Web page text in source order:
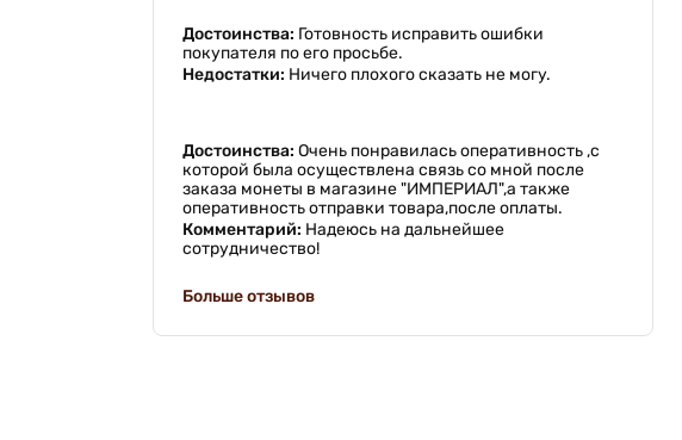
Достоинства: Готовность исправить ошибки
покупателя по его просьбе.
Недостатки: Ничего плохого сказать не могу.
Достоинства: Очень понравилась оперативность ,с
которой была осуществлена связь со мной после
заказа монеты в магазине "ИМПЕРИАЛ",а также
оперативность отправки товара,после оплаты.
Комментарий: Надеюсь на дальнейшее
сотрудничество!
Больше отзывов